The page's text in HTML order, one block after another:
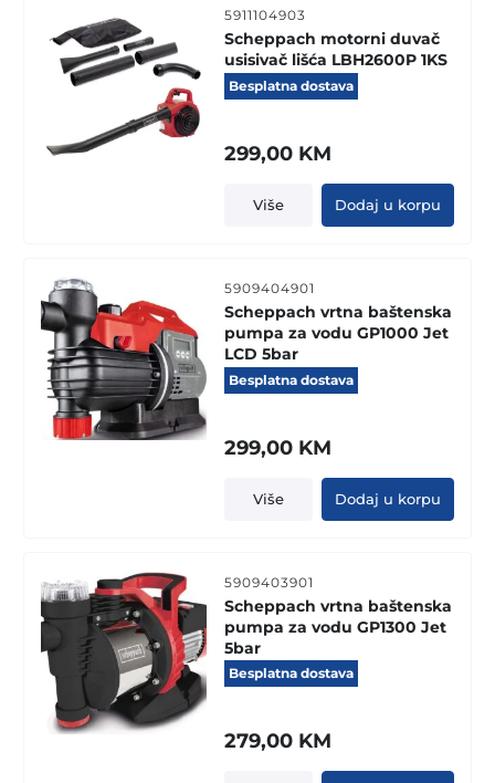
5911104903
Scheppach motorni duvač
usisivač lišća LBH2600P 1KS
Besplatna dostava
299,00 KM
Više Dodaj u korpu
5909404901
Scheppach vrtna baštenska
pumpa za vodu GP1000 Jet
LCD 5bar
Besplatna dostava
299,00 KM
Više Dodaj u korpu
5909403901
Scheppach vrtna baštenska
pumpa za vodu GP1300 Jet
5bar
Besplatna dostava
279,00 KM